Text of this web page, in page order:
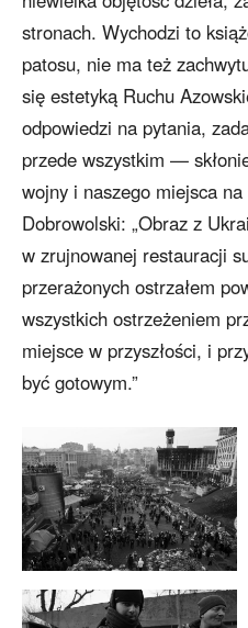
stronach. Wychodzi to
patosu, nie ma też
się estetyką Ruchu
odpowiedzi na pytania,
przede wszystkim —
wojny i naszego miejsca
Dobrowolski: „Obraz z
w zrujnowanej restauracji
przerażonych ostrzałem
wszystkich ostrzeżeniem
miejsce w przyszłości, i
być gotowym.”